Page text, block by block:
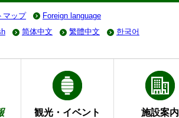
マップ Foreign language
简体中文 繁體中文 한국어
観光・イベント 施設案内